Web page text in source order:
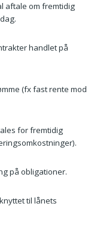
aftale om fremtidig
handlet på
(fx fast rente mod
for fremtidig
på obligationer.
til lånets